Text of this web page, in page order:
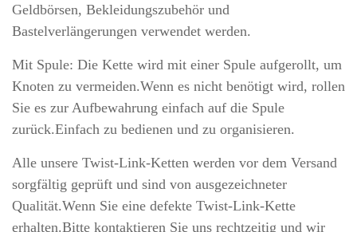
Geldbörsen, Bekleidungszubehör und
Bastelverlängerungen verwendet werden.
Mit Spule: Die Kette wird mit einer Spule aufgerollt, um
Knoten zu vermeiden.Wenn es nicht benötigt wird, rollen
Sie es zur Aufbewahrung einfach auf die Spule
zurück.Einfach zu bedienen und zu organisieren.
Alle unsere Twist-Link-Ketten werden vor dem Versand
sorgfältig geprüft und sind von ausgezeichneter
Qualität.Wenn Sie eine defekte Twist-Link-Kette
erhalten.Bitte kontaktieren Sie uns rechtzeitig und wir